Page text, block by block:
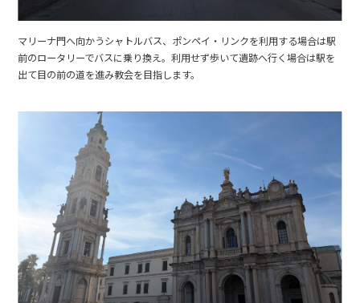
マリーナ門へ向かうシャトルバス、ポンペイ・リンクを利用する場合は駅
前のロータリーでバスに乗り換え。利用せず歩いて遺跡へ行く場合は駅を
出て目の前の道を進み教会を目指します。